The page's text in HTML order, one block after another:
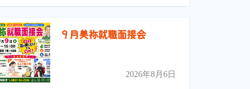
９月美祢就職面接会
2026年8月6日